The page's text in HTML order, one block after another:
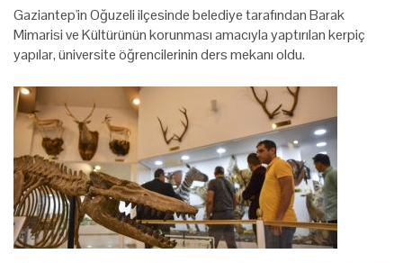
Gaziantep'in Oğuzeli ilçesinde belediye tarafından Barak
Mimarisi ve Kültürünün korunması amacıyla yaptırılan kerpiç
yapılar, üniversite öğrencilerinin ders mekanı oldu.